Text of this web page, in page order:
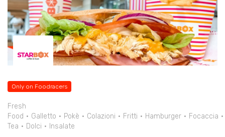
Only on Foodracers
Fresh
Food
Galletto Pokè Colazioni Fritti Hamburger
Focaccia
Tea
Dolci Insalate